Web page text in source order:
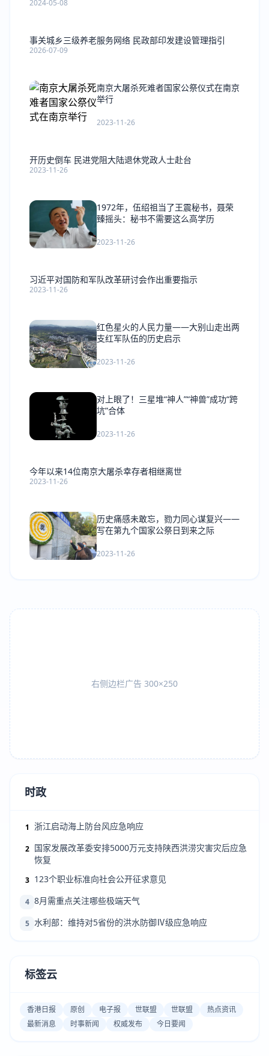
2024-05-08
事关城乡三级养老服务网络 民政部印发建设管理指引
2026-07-09
南京大屠杀死难者国家公祭仪式在南京
举行
2023-11-26
开历史倒车 民进党阻大陆退休党政人士赴台
2023-11-26
1972年，伍绍祖当了王震秘书，聂荣
臻摇头：秘书不需要这么高学历
2023-11-26
习近平对国防和军队改革研讨会作出重要指示
2023-11-26
红色星火的人民力量——大别山走出两
支红军队伍的历史启示
2023-11-26
对上眼了！三星堆“神人”“神兽”成功“跨
坑”合体
2023-11-26
今年以来14位南京大屠杀幸存者相继离世
2023-11-26
历史痛感未敢忘，勠力同心谋复兴——
写在第九个国家公祭日到来之际
2023-11-26
右侧边栏广告 300×250
时政
1 浙江启动海上防台风应急响应
2 国家发展改革委安排5000万元支持陕西洪涝灾害灾后应急
恢复
3 123个职业标准向社会公开征求意见
4 8月需重点关注哪些极端天气
5 水利部：维持对5省份的洪水防御Ⅳ级应急响应
标签云
香港日报 原创 电子报 世联盟 世联盟
热点资讯
最新消息
时事新闻 权威发布 今日要闻